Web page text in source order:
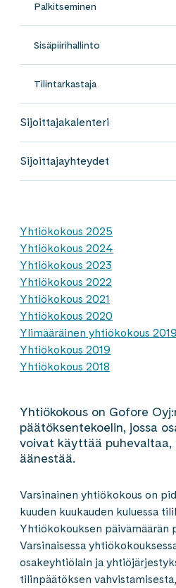
Palkitseminen
Sisäpiirihallinto
Tilintarkastaja
Sijoittajakalenteri
Sijoittajayhteydet
Yhtiökokous 2025
Yhtiökokous 2024
Yhtiökokous 2023
Yhtiökokous 2022
Yhtiökokous 2021
Yhtiökokous 2020
Ylimääräinen yhtiökokous 2019
Yhtiökokous 2019
Yhtiökokous 2018
Yhtiökokous on Gofore
päätöksentekoelin, jossa
voivat käyttää puhevaltaa,
äänestää.
Varsinainen yhtiökokous on
kuuden kuukauden kuluessa
Yhtiökokouksen päivämäärän
Varsinaisessa
osakeyhtiölain ja
tilinpäätöksen